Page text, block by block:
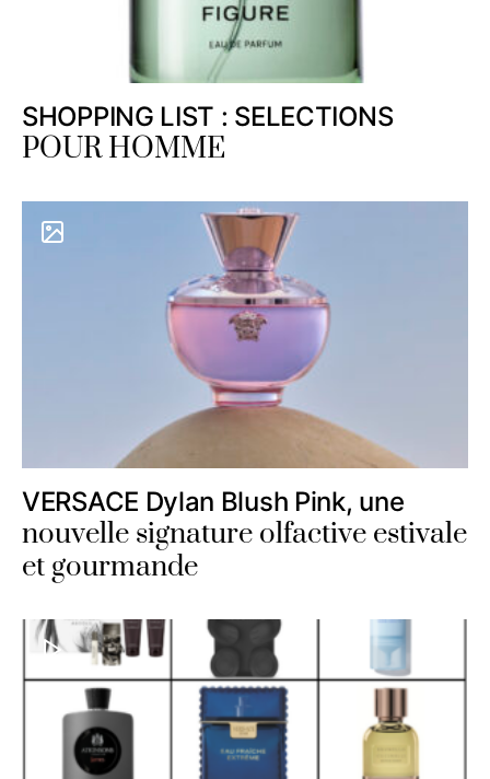
SHOPPING LIST : SELECTIONS
POUR HOMME
VERSACE Dylan Blush Pink, une
nouvelle signature olfactive estivale
et gourmande